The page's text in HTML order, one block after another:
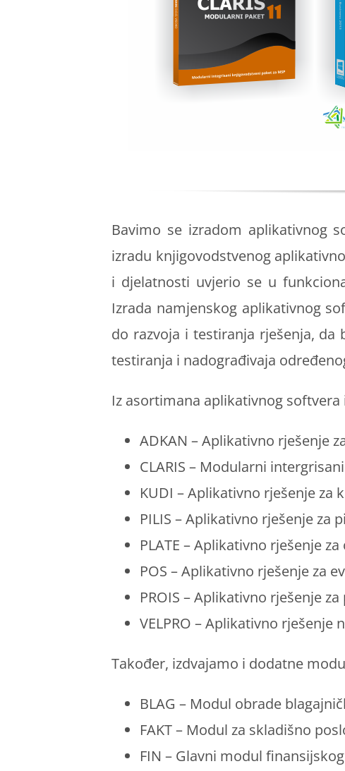
Bavimo se izradom aplikativnog
izradu knjigovodstvenog
i djelatnosti uvjerio se u
Izrada namjenskog aplikativnog
do razvoja i testiranja rješenja,
testiranja i nadograđivaja
Iz asortimana aplikativnog
ADKAN – Aplikativno rješenje
CLARIS – Modularni
KUDI – Aplikativno rješenje za
PILIS – Aplikativno rješenje za
PLATE – Aplikativno rješenje
POS – Aplikativno rješenje za
PROIS – Aplikativno rješenje
VELPRO – Aplikativno
Također, izdvajamo i dodatne
BLAG – Modul obrade
FAKT – Modul za skladišno
FIN – Glavni modul